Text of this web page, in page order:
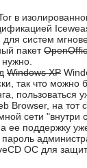
в
систем
пакет
Windows XP
так что
Browser, на тот
сети
поддержку
ОС для